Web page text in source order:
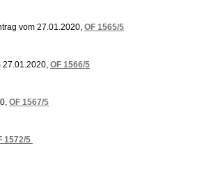
vom 27.01.2020, OF 1565/5
27.01.2020, OF 1566/5
OF 1567/5
1572/5